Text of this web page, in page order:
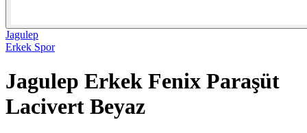
Jagulep
Erkek Spor
Jagulep Erkek Fenix Paraşüt
Lacivert Beyaz